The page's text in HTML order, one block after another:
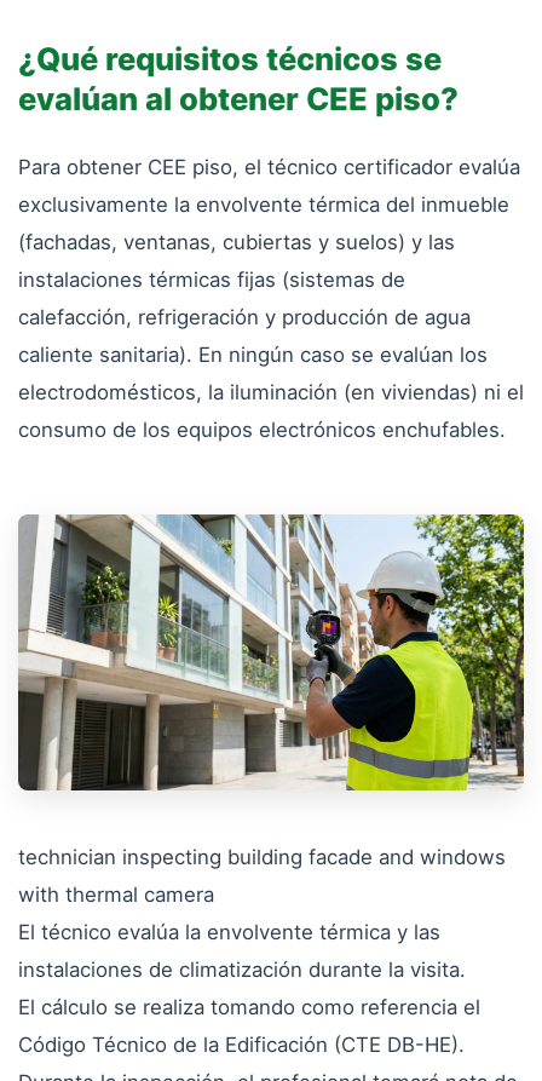
¿Qué requisitos técnicos se
evalúan al obtener CEE piso?
Para obtener CEE piso, el técnico certificador evalúa
exclusivamente la envolvente térmica del inmueble
(fachadas, ventanas, cubiertas y suelos) y las
instalaciones térmicas fijas (sistemas de
calefacción, refrigeración y producción de agua
caliente sanitaria). En ningún caso se evalúan los
electrodomésticos, la iluminación (en viviendas) ni el
consumo de los equipos electrónicos enchufables.
technician inspecting building facade and windows
with thermal camera
El técnico evalúa la envolvente térmica y las
instalaciones de climatización durante la visita.
El cálculo se realiza tomando como referencia el
Código Técnico de la Edificación (CTE DB-HE).